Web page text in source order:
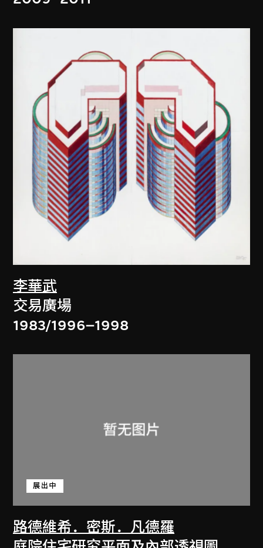
李華武
交易廣場
1983/1996–1998
路德維希．密斯．凡德羅
展出中